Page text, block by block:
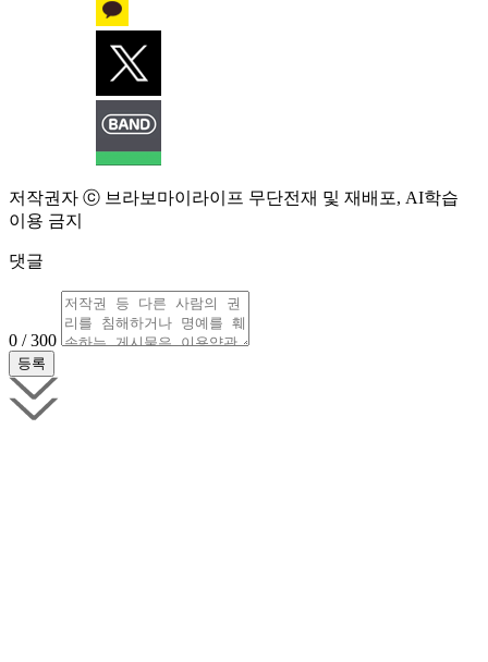
저작권자 ⓒ 브라보마이라이프 무단전재 및 재배포, AI학습
이용 금지
댓글
0 / 300